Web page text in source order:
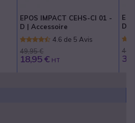
EPOS IMPACT CEHS-CI 01 -
D | Accessoire
4.6 de 5 Avis
49,95 €
18,95 € HT
D |